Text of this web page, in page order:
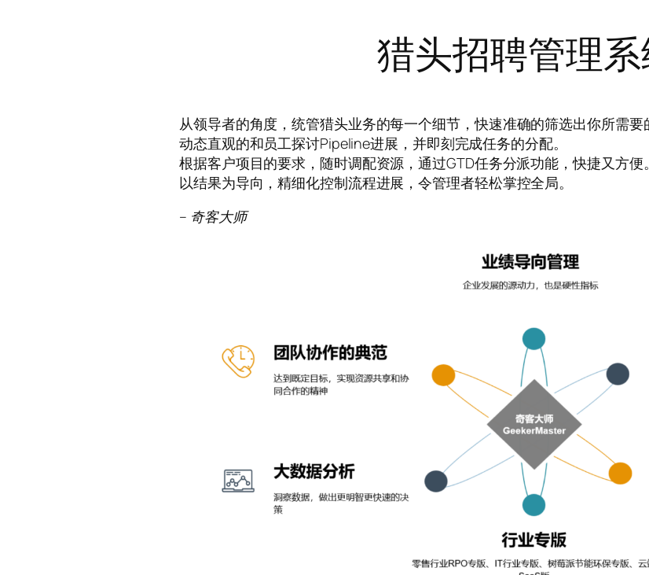
猎头招聘管理
从领导者的角度，统管猎头业务的每一个细节，快速准确的筛选出你所需要
动态直观的和员工探讨Pipeline进展，并即刻完成任务的分配。
根据客户项目的要求，随时调配资源，通过GTD任务分派功能，快捷又方便。
以结果为导向，精细化控制流程进展，令管理者轻松掌控全局。
– 奇客大师